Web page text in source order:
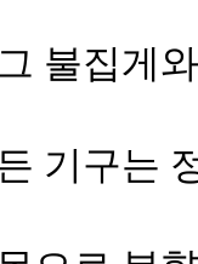
불집게
기구는